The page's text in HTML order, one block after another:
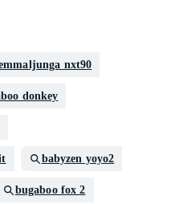
nxt90
donkey
babyzen yoyo2
bugaboo fox 2